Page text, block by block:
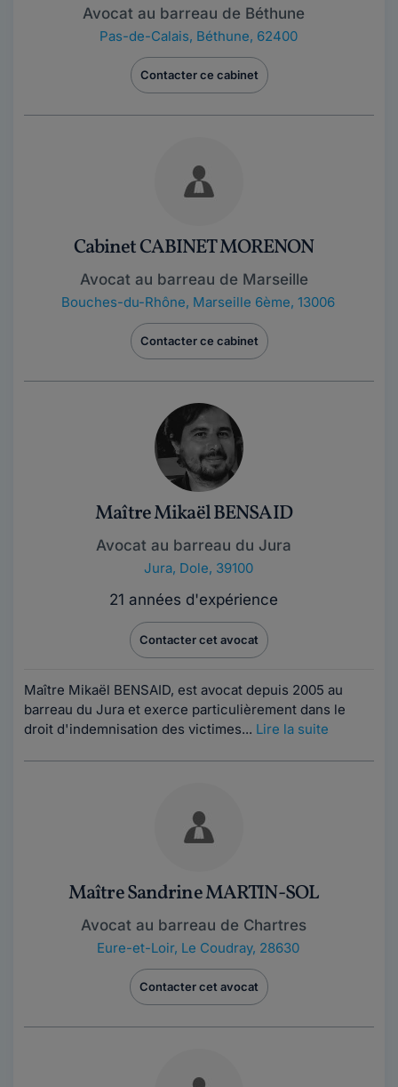
Avocat au barreau de Béthune
Pas-de-Calais, Béthune, 62400
Contacter ce cabinet
Cabinet CABINET MORENON
Avocat au barreau de Marseille
Bouches-du-Rhône, Marseille 6ème, 13006
Contacter ce cabinet
Maître Mikaël BENSAID
Avocat au barreau du Jura
Jura, Dole, 39100
21 années d'expérience
Contacter cet avocat
Maître Mikaël BENSAID, est avocat depuis 2005 au
barreau du Jura et exerce particulièrement dans le
droit d'indemnisation des victimes... Lire la suite
Maître Sandrine MARTIN-SOL
Avocat au barreau de Chartres
Eure-et-Loir, Le Coudray, 28630
Contacter cet avocat